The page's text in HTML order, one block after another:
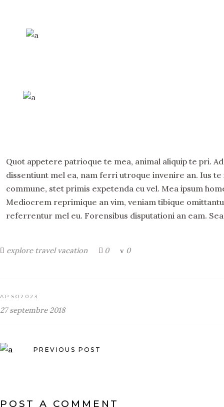
Quot appetere patrioque te mea, animal aliquip te pri.
dissentiunt mel ea, nam ferri utroque invenire an. Ius
commune, stet primis expetenda cu vel. Mea ipsum
Mediocrem reprimique an vim, veniam tibique
referrentur mel eu. Forensibus disputationi an eam.
explore travel vacation 0 0
APSO2023
27 septembre 2018
PREVIOUS POST
POST A COMMENT